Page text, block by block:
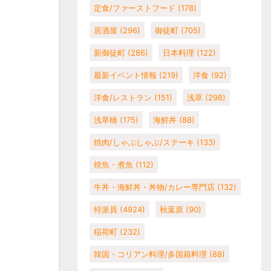
定食/ファーストフード (178)
居酒屋 (296) 御徒町 (705)
新御徒町 (286) 日本料理 (122)
最新イベント情報 (219) 洋食 (92)
洋食/レストラン (151) 浅草 (298)
浅草橋 (175) 海鮮丼 (88)
焼肉/しゃぶしゃぶ/ステーキ (133)
焼魚・煮魚 (112)
牛丼・海鮮丼・丼物/カレー専門店 (132)
特派員 (4924) 秋葉原 (90)
稲荷町 (232)
韓国・コリアン料理/多国籍料理 (88)